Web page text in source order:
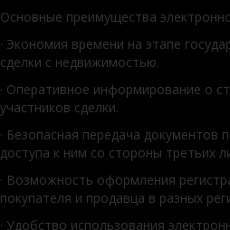
Основные преимущества
· Экономия времени на этапе
сделки с недвижимостью.
· Оперативное информирование о
участников сделки.
· Безопасная передача документов
доступа к ним со стороны третьих
· Возможность оформления
покупателя и продавца в разных
· Удобство использования